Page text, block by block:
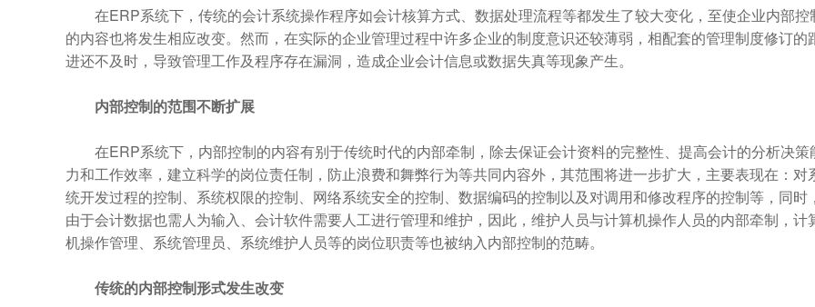
在ERP系统下，传统的会计系统操作程序如会计核算方式、数据处理流程等都发生了较大变化，至使企业内部控
的内容也将发生相应改变。然而，在实际的企业管理过程中许多企业的制度意识还较薄弱，相配套的管理制度修订的
进还不及时，导致管理工作及程序存在漏洞，造成企业会计信息或数据失真等现象产生。
内部控制的范围不断扩展
在ERP系统下，内部控制的内容有别于传统时代的内部牵制，除去保证会计资料的完整性、提高会计的分析决策
力和工作效率，建立科学的岗位责任制，防止浪费和舞弊行为等共同内容外，其范围将进一步扩大，主要表现在：对
统开发过程的控制、系统权限的控制、网络系统安全的控制、数据编码的控制以及对调用和修改程序的控制等，同时，
由于会计数据也需人为输入、会计软件需要人工进行管理和维护，因此，维护人员与计算机操作人员的内部牵制，计
机操作管理、系统管理员、系统维护人员等的岗位职责等也被纳入内部控制的范畴。
传统的内部控制形式发生改变